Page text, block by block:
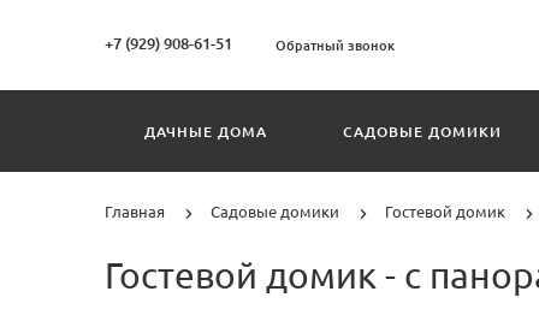
+7 (929) 908-61-51 Обратный звонок
ДАЧНЫЕ ДОМА САДОВЫЕ ДОМИКИ
Главная Садовые домики Гостевой домик
Гостевой домик - с